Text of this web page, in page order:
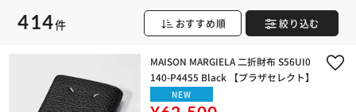
414件 おすすめ順 絞り込む
MAISON MARGIELA 二折財布 S56UI0
140-P4455 Black 【プラザセレクト】
NEW